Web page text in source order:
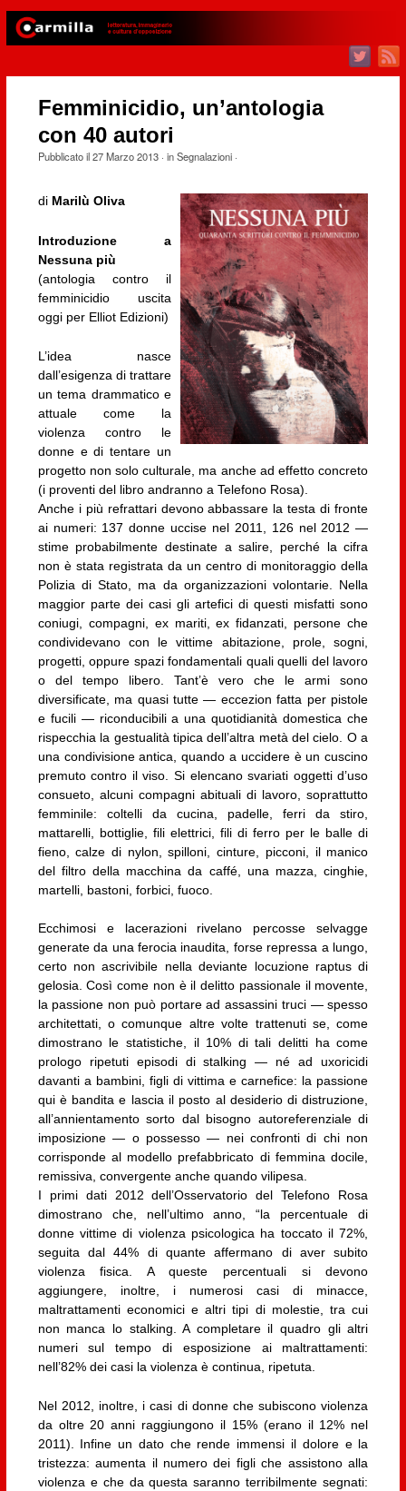
Femminicidio, un’antologia
con 40 autori
Pubblicato il27 Marzo 2013· inSegnalazioni·
di Marilù Oliva
Introduzione a
Nessuna più
(antologia contro il
femminicidio uscita
oggi per Elliot Edizioni)
L’idea nasce
dall’esigenza di trattare
un tema drammatico e
attuale come la
violenza contro le
donne e di tentare un
progetto non solo culturale, ma anche ad effetto concreto
(i proventi del libro andranno a Telefono Rosa).
Anche i più refrattari devono abbassare la testa di fronte
ai numeri: 137 donne uccise nel 2011, 126 nel 2012 —
stime probabilmente destinate a salire, perché la cifra
non è stata registrata da un centro di monitoraggio della
Polizia di Stato, ma da organizzazioni volontarie. Nella
maggior parte dei casi gli artefici di questi misfatti sono
coniugi, compagni, ex mariti, ex fidanzati, persone che
condividevano con le vittime abitazione, prole, sogni,
progetti, oppure spazi fondamentali quali quelli del lavoro
o del tempo libero. Tant’è vero che le armi sono
diversificate, ma quasi tutte — eccezion fatta per pistole
e fucili — riconducibili a una quotidianità domestica che
rispecchia la gestualità tipica dell’altra metà del cielo. O a
una condivisione antica, quando a uccidere è un cuscino
premuto contro il viso. Si elencano svariati oggetti d’uso
consueto, alcuni compagni abituali di lavoro, soprattutto
femminile: coltelli da cucina, padelle, ferri da stiro,
mattarelli, bottiglie, fili elettrici, fili di ferro per le balle di
fieno, calze di nylon, spilloni, cinture, picconi, il manico
del filtro della macchina da caffé, una mazza, cinghie,
martelli, bastoni, forbici, fuoco.
Ecchimosi e lacerazioni rivelano percosse selvagge
generate da una ferocia inaudita, forse repressa a lungo,
certo non ascrivibile nella deviante locuzione raptus di
gelosia. Così come non è il delitto passionale il movente,
la passione non può portare ad assassini truci — spesso
architettati, o comunque altre volte trattenuti se, come
dimostrano le statistiche, il 10% di tali delitti ha come
prologo ripetuti episodi di stalking — né ad uxoricidi
davanti a bambini, figli di vittima e carnefice: la passione
qui è bandita e lascia il posto al desiderio di distruzione,
all’annientamento sorto dal bisogno autoreferenziale di
imposizione — o possesso — nei confronti di chi non
corrisponde al modello prefabbricato di femmina docile,
remissiva, convergente anche quando vilipesa.
I primi dati 2012 dell’Osservatorio del Telefono Rosa
dimostrano che, nell’ultimo anno, “la percentuale di
donne vittime di violenza psicologica ha toccato il 72%,
seguita dal 44% di quante affermano di aver subito
violenza fisica. A queste percentuali si devono
aggiungere, inoltre, i numerosi casi di minacce,
maltrattamenti economici e altri tipi di molestie, tra cui
non manca lo stalking. A completare il quadro gli altri
numeri sul tempo di esposizione ai maltrattamenti:
nell’82% dei casi la violenza è continua, ripetuta.
Nel 2012, inoltre, i casi di donne che subiscono violenza
da oltre 20 anni raggiungono il 15% (erano il 12% nel
2011). Infine un dato che rende immensi il dolore e la
tristezza: aumenta il numero dei figli che assistono alla
violenza e che da questa saranno terribilmente segnati: